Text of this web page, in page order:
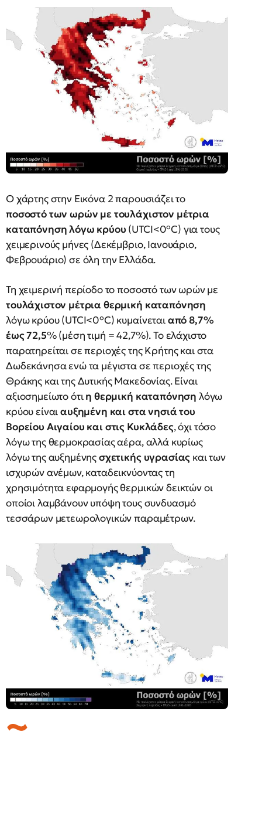
Ο χάρτης στην Εικόνα 2 παρουσιάζει το
ποσοστό των ωρών με τουλάχιστον μέτρια
καταπόνηση λόγω κρύου (UTCI<0°C) για τους
χειμερινούς μήνες (Δεκέμβριο, Ιανουάριο,
Φεβρουάριο) σε όλη την Ελλάδα.
Τη χειμερινή περίοδο το ποσοστό των ωρών με
τουλάχιστον μέτρια θερμική καταπόνηση
λόγω κρύου (UTCI<0°C) κυμαίνεταιαπό 8,7%
έως 72,5% (μέση τιμή = 42,7%). Το ελάχιστο
παρατηρείται σε περιοχές της Κρήτης και στα
Δωδεκάνησα ενώ τα μέγιστα σε περιοχές της
Θράκης και της Δυτικής Μακεδονίας. Είναι
αξιοσημείωτο ότιη θερμική καταπόνηση λόγω
κρύου είναιαυξημένη και στα νησιά του
Βορείου Αιγαίου και στις Κυκλάδες, όχι τόσο
λόγω της θερμοκρασίας αέρα, αλλά κυρίως
λόγω της αυξημένηςσχετικής υγρασίας και των
ισχυρών ανέμων, καταδεικνύοντας τη
χρησιμότητα εφαρμογής θερμικών δεικτών οι
οποίοι λαμβάνουν υπόψη τους συνδυασμό
τεσσάρων μετεωρολογικών παραμέτρων.